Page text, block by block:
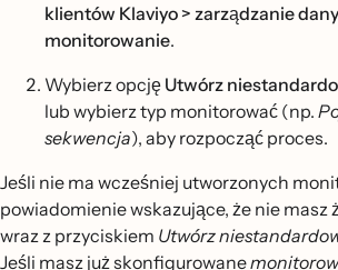
klientów Klaviyo > zarządzanie
monitorowanie.
Wybierz opcję Utwórz
lub wybierz typ monitorować (np.
sekwencja), aby rozpocząć proces.
Jeśli nie ma wcześniej utworzonych
powiadomienie wskazujące, że nie masz
wraz z przyciskiem Utwórz
Jeśli masz już skonfigurowane